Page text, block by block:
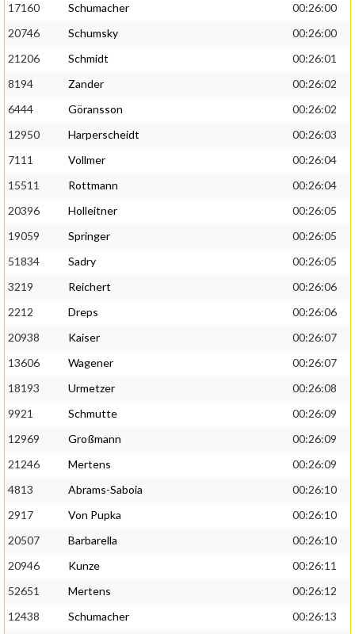
17160
Schumacher
00:26:00
20746
Schumsky
00:26:00
21206
Schmidt
00:26:01
8194
Zander
00:26:02
6444
Göransson
00:26:02
12950
Harperscheidt
00:26:03
7111
Vollmer
00:26:04
15511
Rottmann
00:26:04
20396
Holleitner
00:26:05
19059
Springer
00:26:05
51834
Sadry
00:26:05
3219
Reichert
00:26:06
2212
Dreps
00:26:06
20938
Kaiser
00:26:07
13606
Wagener
00:26:07
18193
Urmetzer
00:26:08
9921
Schmutte
00:26:09
12969
Großmann
00:26:09
21246
Mertens
00:26:09
4813
Abrams-Saboia
00:26:10
2917
Von Pupka
00:26:10
20507
Barbarella
00:26:10
20946
Kunze
00:26:11
52651
Mertens
00:26:12
12438
Schumacher
00:26:13